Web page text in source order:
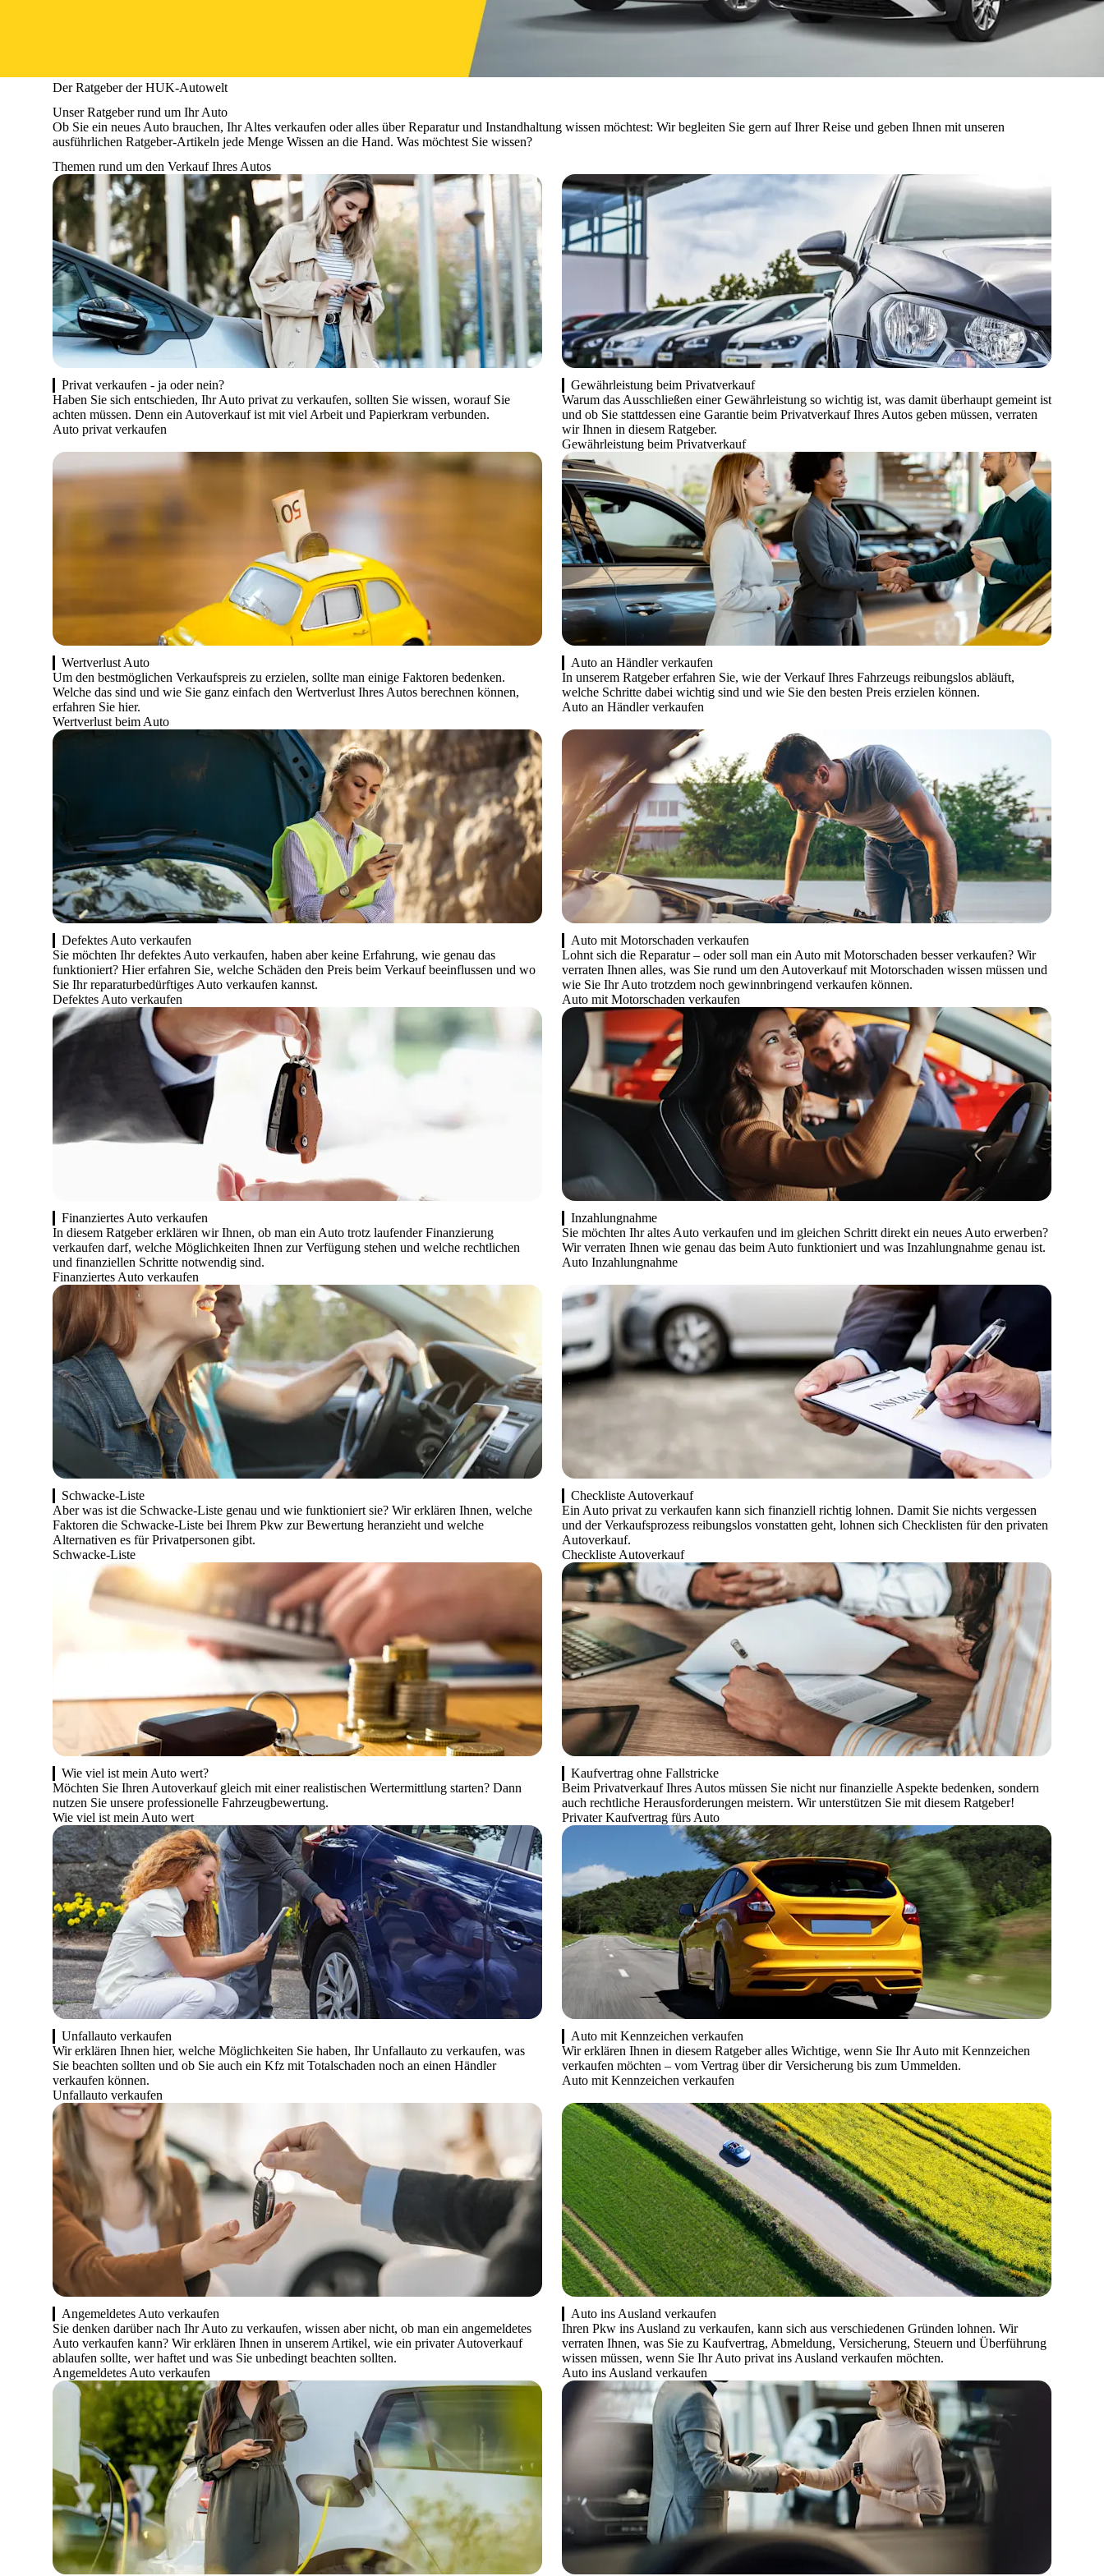
Der Ratgeber der HUK-Autowelt
Unser Ratgeber rund um Ihr Auto
Ob Sie ein neues Auto brauchen, Ihr Altes verkaufen oder alles über Reparatur und Instandhaltung wissen möchtest: Wir begleiten Sie gern auf Ihrer Reise und geben Ihnen mit unseren
ausführlichen Ratgeber-Artikeln jede Menge Wissen an die Hand. Was möchtest Sie wissen?
Themen rund um den Verkauf Ihres Autos
Privat verkaufen - ja oder nein?
Haben Sie sich entschieden, Ihr Auto privat zu verkaufen, sollten Sie wissen, worauf Sie
achten müssen. Denn ein Autoverkauf ist mit viel Arbeit und Papierkram verbunden.
Auto privat verkaufen
Gewährleistung beim Privatverkauf
Warum das Ausschließen einer Gewährleistung so wichtig ist, was damit überhaupt gemeint ist
und ob Sie stattdessen eine Garantie beim Privatverkauf Ihres Autos geben müssen, verraten
wir Ihnen in diesem Ratgeber.
Gewährleistung beim Privatverkauf
Wertverlust Auto
Um den bestmöglichen Verkaufspreis zu erzielen, sollte man einige Faktoren bedenken.
Welche das sind und wie Sie ganz einfach den Wertverlust Ihres Autos berechnen können,
erfahren Sie hier.
Wertverlust beim Auto
Auto an Händler verkaufen
In unserem Ratgeber erfahren Sie, wie der Verkauf Ihres Fahrzeugs reibungslos abläuft,
welche Schritte dabei wichtig sind und wie Sie den besten Preis erzielen können.
Auto an Händler verkaufen
Defektes Auto verkaufen
Sie möchten Ihr defektes Auto verkaufen, haben aber keine Erfahrung, wie genau das
funktioniert? Hier erfahren Sie, welche Schäden den Preis beim Verkauf beeinflussen und wo
Sie Ihr reparaturbedürftiges Auto verkaufen kannst.
Defektes Auto verkaufen
Auto mit Motorschaden verkaufen
Lohnt sich die Reparatur – oder soll man ein Auto mit Motorschaden besser verkaufen? Wir
verraten Ihnen alles, was Sie rund um den Autoverkauf mit Motorschaden wissen müssen und
wie Sie Ihr Auto trotzdem noch gewinnbringend verkaufen können.
Auto mit Motorschaden verkaufen
Finanziertes Auto verkaufen
In diesem Ratgeber erklären wir Ihnen, ob man ein Auto trotz laufender Finanzierung
verkaufen darf, welche Möglichkeiten Ihnen zur Verfügung stehen und welche rechtlichen
und finanziellen Schritte notwendig sind.
Finanziertes Auto verkaufen
Inzahlungnahme
Sie möchten Ihr altes Auto verkaufen und im gleichen Schritt direkt ein neues Auto erwerben?
Wir verraten Ihnen wie genau das beim Auto funktioniert und was Inzahlungnahme genau ist.
Auto Inzahlungnahme
Schwacke-Liste
Aber was ist die Schwacke-Liste genau und wie funktioniert sie? Wir erklären Ihnen, welche
Faktoren die Schwacke-Liste bei Ihrem Pkw zur Bewertung heranzieht und welche
Alternativen es für Privatpersonen gibt.
Schwacke-Liste
Checkliste Autoverkauf
Ein Auto privat zu verkaufen kann sich finanziell richtig lohnen. Damit Sie nichts vergessen
und der Verkaufsprozess reibungslos vonstatten geht, lohnen sich Checklisten für den privaten
Autoverkauf.
Checkliste Autoverkauf
Wie viel ist mein Auto wert?
Möchten Sie Ihren Autoverkauf gleich mit einer realistischen Wertermittlung starten? Dann
nutzen Sie unsere professionelle Fahrzeugbewertung.
Wie viel ist mein Auto wert
Kaufvertrag ohne Fallstricke
Beim Privatverkauf Ihres Autos müssen Sie nicht nur finanzielle Aspekte bedenken, sondern
auch rechtliche Herausforderungen meistern. Wir unterstützen Sie mit diesem Ratgeber!
Privater Kaufvertrag fürs Auto
Unfallauto verkaufen
Wir erklären Ihnen hier, welche Möglichkeiten Sie haben, Ihr Unfallauto zu verkaufen, was
Sie beachten sollten und ob Sie auch ein Kfz mit Totalschaden noch an einen Händler
verkaufen können.
Unfallauto verkaufen
Auto mit Kennzeichen verkaufen
Wir erklären Ihnen in diesem Ratgeber alles Wichtige, wenn Sie Ihr Auto mit Kennzeichen
verkaufen möchten – vom Vertrag über dir Versicherung bis zum Ummelden.
Auto mit Kennzeichen verkaufen
Angemeldetes Auto verkaufen
Sie denken darüber nach Ihr Auto zu verkaufen, wissen aber nicht, ob man ein angemeldetes
Auto verkaufen kann? Wir erklären Ihnen in unserem Artikel, wie ein privater Autoverkauf
ablaufen sollte, wer haftet und was Sie unbedingt beachten sollten.
Angemeldetes Auto verkaufen
Auto ins Ausland verkaufen
Ihren Pkw ins Ausland zu verkaufen, kann sich aus verschiedenen Gründen lohnen. Wir
verraten Ihnen, was Sie zu Kaufvertrag, Abmeldung, Versicherung, Steuern und Überführung
wissen müssen, wenn Sie Ihr Auto privat ins Ausland verkaufen möchten.
Auto ins Ausland verkaufen